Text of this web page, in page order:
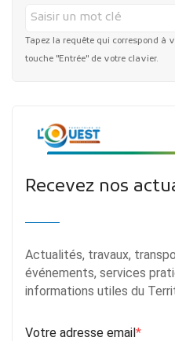
Tapez la requête qui correspond à
touche "Entrée" de votre clavier.
Recevez nos
Actualités, travaux,
événements, services
informations utiles du
Votre adresse email